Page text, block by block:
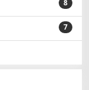
8
7